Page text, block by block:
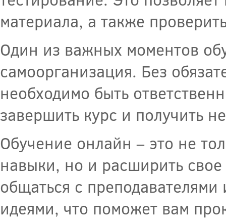
материала, а также
Один из важных моментов
самоорганизация. Без
необходимо быть
завершить курс и получить
Обучение онлайн – это не
навыки, но и расширить
общаться с
идеями, что поможет вам